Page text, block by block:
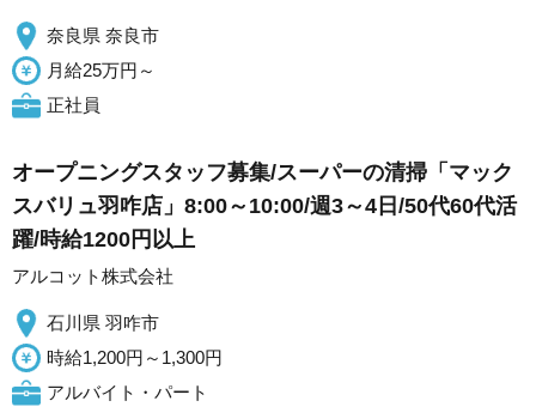
奈良県 奈良市
月給25万円～
正社員
オープニングスタッフ募集/スーパーの清掃「マック
スバリュ羽咋店」8:00～10:00/週3～4日/50代60代活
躍/時給1200円以上
アルコット株式会社
石川県 羽咋市
時給1,200円～1,300円
アルバイト・パート